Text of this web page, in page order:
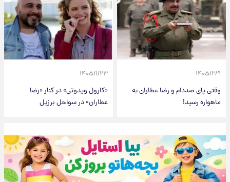
۱۴۰۵/۲/۹
وقتی پای صددام و رضا عطاران به
ماهواره رسید!
۱۴۰۵/۱/۲۳
«کارول ویدوتی» در کنار «رضا
عطاران» در سواحل برزیل